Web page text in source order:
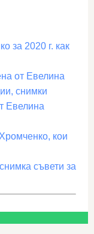
за 2020 г. как
от Евелина
снимки
Евелина
кои
съвети за